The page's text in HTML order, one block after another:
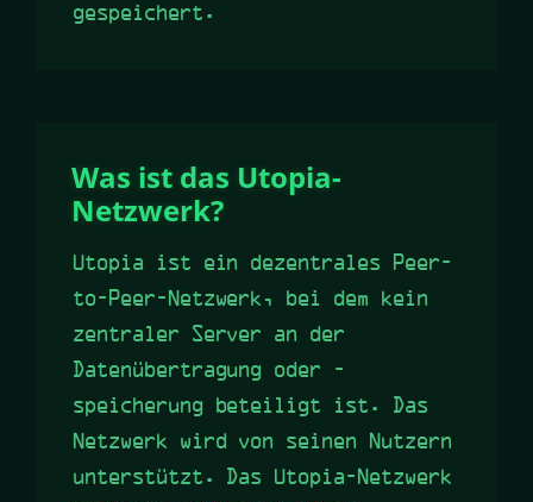
gespeichert.
Was ist das Utopia-
Netzwerk?
Utopia ist ein dezentrales Peer-
to-Peer-Netzwerk, bei dem kein
zentraler Server an der
Datenübertragung oder -
speicherung beteiligt ist. Das
Netzwerk wird von seinen Nutzern
unterstützt. Das Utopia-Netzwerk